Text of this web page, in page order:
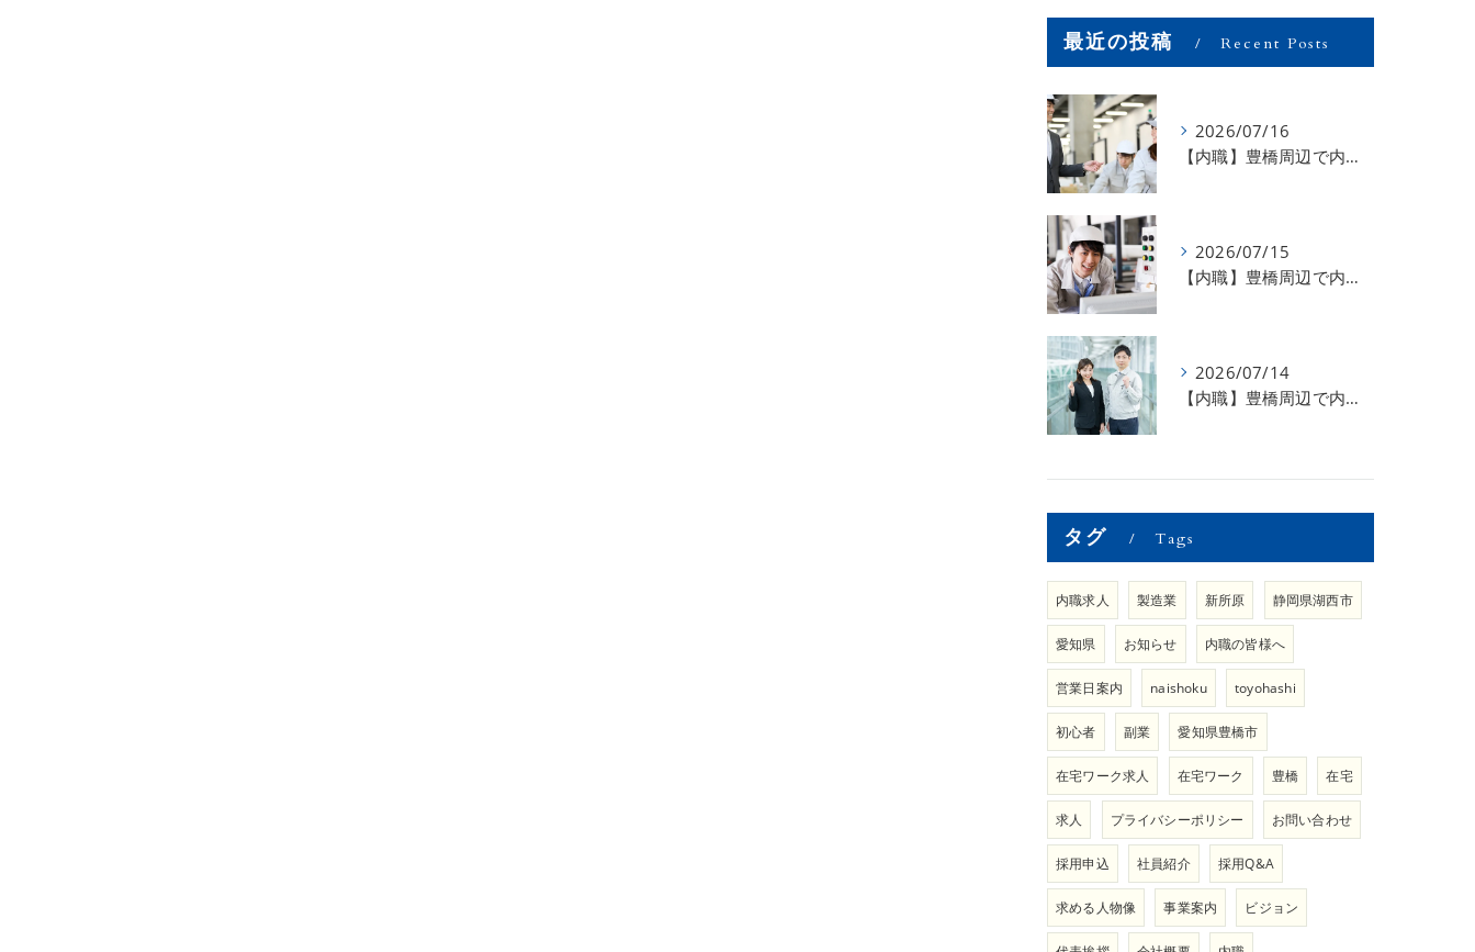
最近の投稿 Recent Posts
2026/07/16
【内職】豊橋周辺で内職のお仕事を探している方募集中！【お仕事の内容】
2026/07/15
【内職】豊橋周辺で内職のお仕事を探している方募集中！【急な学級閉鎖も安心】
2026/07/14
【内職】豊橋周辺で内職のお仕事を探している方募集中！【内職さまのお声②】
タグ Tags
内職求人 製造業 新所原 静岡県湖西市
愛知県 お知らせ 内職の皆様へ
営業日案内 naishoku toyohashi
初心者 副業 愛知県豊橋市
在宅ワーク求人 在宅ワーク 豊橋 在宅
求人 プライバシーポリシー お問い合わせ
採用申込 社員紹介 採用Q&A
求める人物像 事業案内 ビジョン